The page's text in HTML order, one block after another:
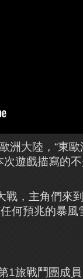
洲大陸，“東
遊戲描寫的
戰，主角們來
何預兆的暴風
1旅戰鬥團成